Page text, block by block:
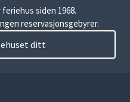
siden 1968.
reservasjonsgebyrer.
ditt